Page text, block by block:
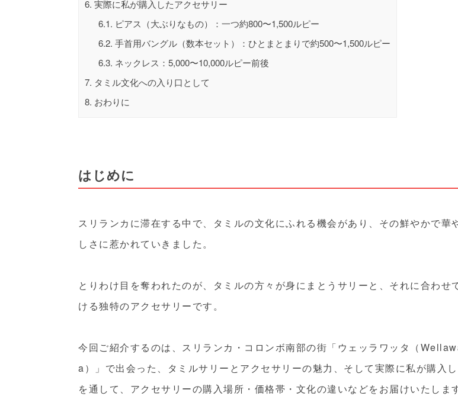
6. 実際に私が購入したアクセサリー
6.1. ピアス（大ぶりなもの）：一つ約800〜1,500ルピー
6.2. 手首用バングル（数本セット）：ひとまとまりで約500〜1,500ルピー
6.3. ネックレス：5,000〜10,000ルピー前後
7. タミル文化への入り口として
8. おわりに
はじめに
スリランカに滞在する中で、タミルの文化にふれる機会があり、その鮮やかで華
しさに惹かれていきました。
とりわけ目を奪われたのが、タミルの方々が身にまとうサリーと、それに合わせ
ける独特のアクセサリーです。
今回ご紹介するのは、スリランカ・コロンボ南部の街「ウェッラワッタ（
a）」で出会った、タミルサリーとアクセサリーの魅力、そして実際に私が購入
を通して、アクセサリーの購入場所・価格帯・文化の違いなどをお届けいたします